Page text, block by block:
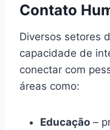
Contato
Diversos setores
capacidade de
conectar com
áreas como:
Educação –